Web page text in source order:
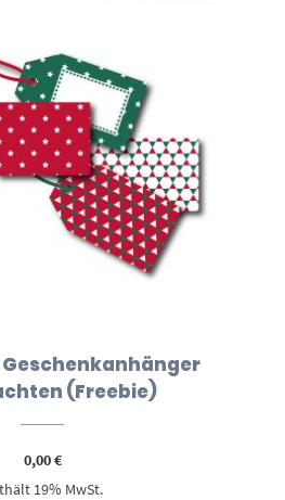
(Freebie)
0,00€
19% MwSt.